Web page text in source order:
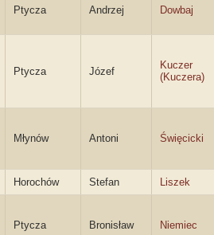
Ptycza Andrzej Dowbaj
Ptycza Józef
Kuczer
(Kuczera)
Młynów Antoni Święcicki
Horochów Stefan Liszek
Ptycza Bronisław Niemiec